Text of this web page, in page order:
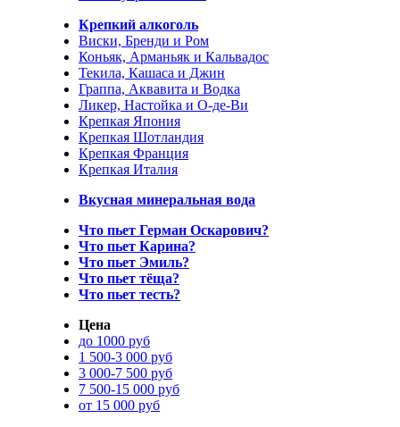
Крепкий алкоголь
Виски, Бренди и Ром
Коньяк, Арманьяк и Кальвадос
Текила, Кашаса и Джин
Граппа, Аквавита и Водка
Ликер, Настойка и О-де-Ви
Крепкая Япония
Крепкая Шотландия
Крепкая Франция
Крепкая Италия
Вкусная минеральная вода
Что пьет Герман Оскарович?
Что пьет Карина?
Что пьет Эмиль?
Что пьет тёща?
Что пьет тесть?
Цена
до 1000 руб
1 500-3 000 руб
3 000-7 500 руб
7 500-15 000 руб
от 15 000 руб